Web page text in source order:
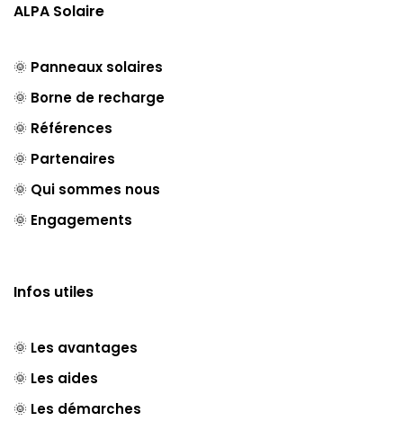
ALPA Solaire
🌞 Panneaux solaires
🌞 Borne de recharge
🌞 Références
🌞 Partenaires
🌞 Qui sommes nous
🌞 Engagements
Infos utiles
🌞 Les avantages
🌞 Les aides
🌞 Les démarches